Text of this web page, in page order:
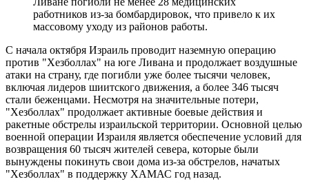
работников из-за бомбардировок, что привело к их
массовому уходу из районов работы.
С начала октября Израиль проводит наземную операцию
против "Хезболлах" на юге Ливана и продолжает воздушные
атаки на страну, где погибли уже более тысячи человек,
включая лидеров шиитского движения, а более 346 тысяч
стали беженцами. Несмотря на значительные потери,
"Хезболлах" продолжает активные боевые действия и
ракетные обстрелы израильской территории. Основной целью
военной операции Израиля является обеспечение условий для
возвращения 60 тысяч жителей севера, которые были
вынуждены покинуть свои дома из-за обстрелов, начатых
"Хезболлах" в поддержку ХАМАС год назад.